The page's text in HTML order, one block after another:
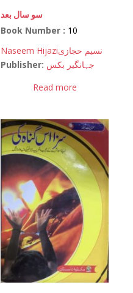
سو سال بعد
Book Number : 10
Naseem Hijaziنسیم حجازی
Publisher: جہانگیر بکس
Read more